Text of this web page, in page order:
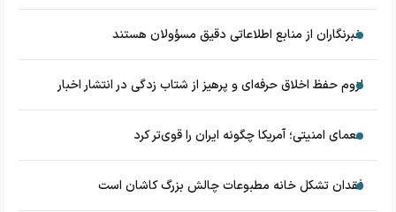
خبرنگاران از منابع اطلاعاتی دقیق مسؤولان هستند
لزوم حفظ اخلاق حرفه‌ای و پرهیز از شتاب زدگی در انتشار اخبار
معمای امنیتی؛ آمریکا چگونه ایران را قوی‌تر کرد
فقدان تشکل خانه مطبوعات چالش بزرگ کاشان است